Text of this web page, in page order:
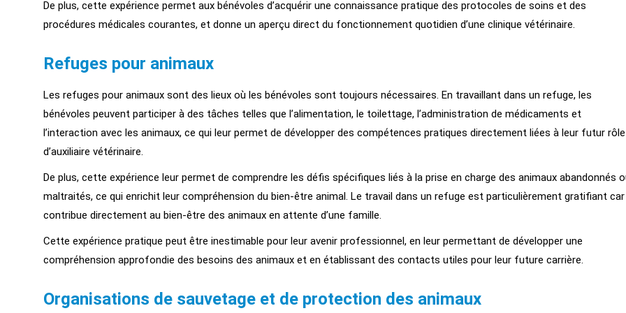
De plus, cette expérience permet aux bénévoles d’acquérir une connaissance pratique des protocoles de soins et des
procédures médicales courantes, et donne un aperçu direct du fonctionnement quotidien d’une clinique vétérinaire.
Refuges pour animaux
Les refuges pour animaux sont des lieux où les bénévoles sont toujours nécessaires. En travaillant dans un refuge, les
bénévoles peuvent participer à des tâches telles que l’alimentation, le toilettage, l’administration de médicaments et
l’interaction avec les animaux, ce qui leur permet de développer des compétences pratiques directement liées à leur futur rôle
d’auxiliaire vétérinaire.
De plus, cette expérience leur permet de comprendre les défis spécifiques liés à la prise en charge des animaux abandonnés
maltraités, ce qui enrichit leur compréhension du bien-être animal. Le travail dans un refuge est particulièrement gratifiant car
contribue directement au bien-être des animaux en attente d’une famille.
Cette expérience pratique peut être inestimable pour leur avenir professionnel, en leur permettant de développer une
compréhension approfondie des besoins des animaux et en établissant des contacts utiles pour leur future carrière.
Organisations de sauvetage et de protection des animaux